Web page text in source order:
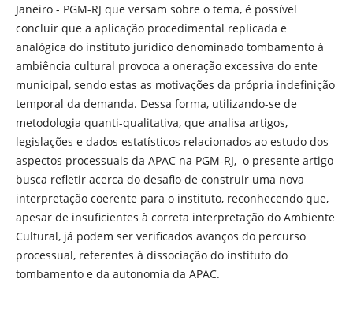
Janeiro - PGM-RJ que versam sobre o tema, é possível
concluir que a aplicação procedimental replicada e
analógica do instituto jurídico denominado tombamento à
ambiência cultural provoca a oneração excessiva do ente
municipal, sendo estas as motivações da própria indefinição
temporal da demanda. Dessa forma, utilizando-se de
metodologia quanti-qualitativa, que analisa artigos,
legislações e dados estatísticos relacionados ao estudo dos
aspectos processuais da APAC na PGM-RJ, o presente artigo
busca refletir acerca do desafio de construir uma nova
interpretação coerente para o instituto, reconhecendo que,
apesar de insuficientes à correta interpretação do Ambiente
Cultural, já podem ser verificados avanços do percurso
processual, referentes à dissociação do instituto do
tombamento e da autonomia da APAC.